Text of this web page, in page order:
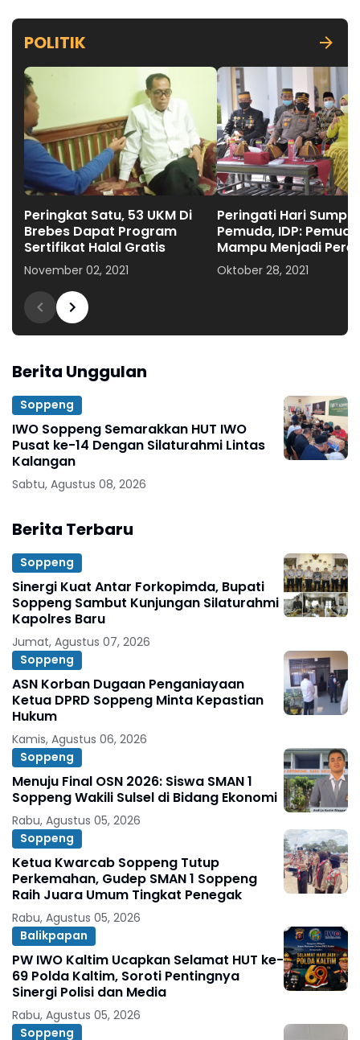
POLITIK
Peringkat Satu, 53 UKM Di
Brebes Dapat Program
Sertifikat Halal Gratis
November 02, 2021
Peringati Hari
Pemuda, IDP:
Mampu Menjadi
Persatuan
Oktober 28, 2021
Berita Unggulan
Soppeng
IWO Soppeng Semarakkan HUT IWO
Pusat ke-14 Dengan Silaturahmi Lintas
Kalangan
Sabtu, Agustus 08, 2026
Berita Terbaru
Soppeng
Sinergi Kuat Antar Forkopimda, Bupati
Soppeng Sambut Kunjungan Silaturahmi
Kapolres Baru
Jumat, Agustus 07, 2026
Soppeng
ASN Korban Dugaan Penganiayaan
Ketua DPRD Soppeng Minta Kepastian
Hukum
Kamis, Agustus 06, 2026
Soppeng
Menuju Final OSN 2026: Siswa SMAN 1
Soppeng Wakili Sulsel di Bidang Ekonomi
Rabu, Agustus 05, 2026
Soppeng
Ketua Kwarcab Soppeng Tutup
Perkemahan, Gudep SMAN 1 Soppeng
Raih Juara Umum Tingkat Penegak
Rabu, Agustus 05, 2026
Balikpapan
PW IWO Kaltim Ucapkan Selamat HUT ke-
69 Polda Kaltim, Soroti Pentingnya
Sinergi Polisi dan Media
Rabu, Agustus 05, 2026
Soppeng